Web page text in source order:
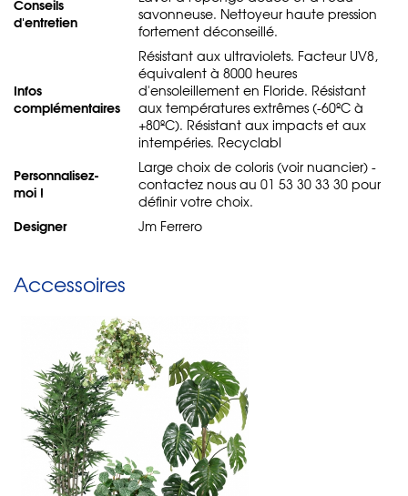
Conseils
d'entretien
savonneuse. Nettoyeur haute pression
fortement déconseillé.
Infos
complémentaires
Résistant aux ultraviolets. Facteur UV8,
équivalent à 8000 heures
d'ensoleillement en Floride. Résistant
aux températures extrêmes (-60ºC à
+80ºC). Résistant aux impacts et aux
intempéries. Recyclabl
Personnalisez-
moi !
Large choix de coloris (voir nuancier) -
contactez nous au 01 53 30 33 30 pour
définir votre choix.
Designer Jm Ferrero
Accessoires